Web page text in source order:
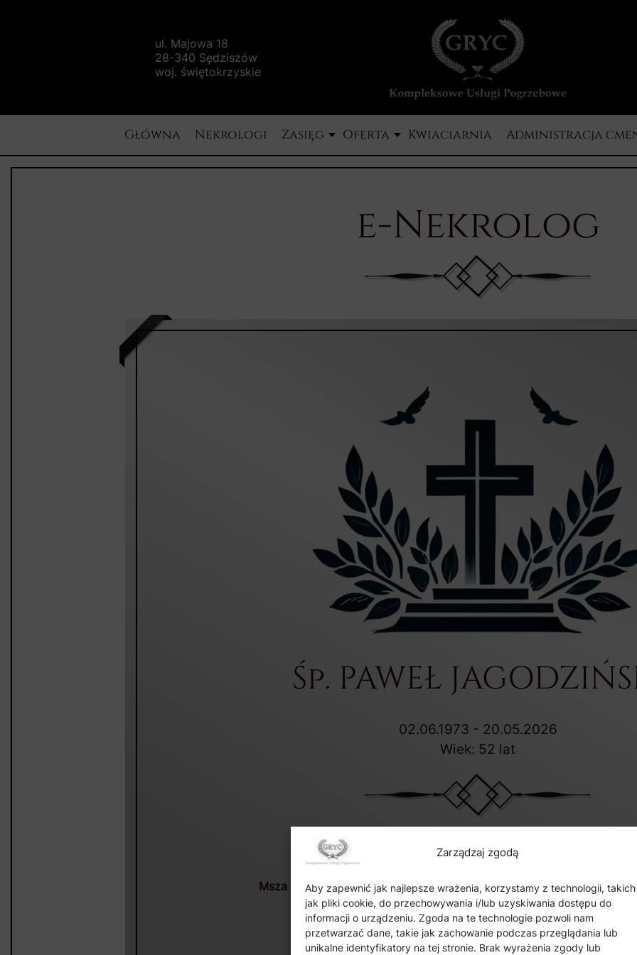
Zarządzaj zgodą
Aby zapewnić jak najlepsze wrażenia, korzystamy z technologii, takich
jak pliki cookie, do przechowywania i/lub uzyskiwania dostępu do
informacji o urządzeniu. Zgoda na te technologie pozwoli nam
przetwarzać dane, takie jak zachowanie podczas przeglądania lub
unikalne identyfikatory na tej stronie. Brak wyrażenia zgody lub
ul. Majowa 18
28-340 Sędziszów
woj. świętokrzyskie
Główna Nekrologi Zasięg Oferta Kwiaciarnia Administracja
e-Nekrolog
Śp. PAWEŁ
02.06.1973 - 20.05.2026
Wiek: 52 lat
Data pogrzebu:
23.05.2026
Msza Święta:23.05.2026 o godz. 13:00 Kościół Św. Brata Alberta w
Sędziszów, ul. Kardynała Wyszyńskiego 3
Wyprowadzenie do grobu o godz.14:00